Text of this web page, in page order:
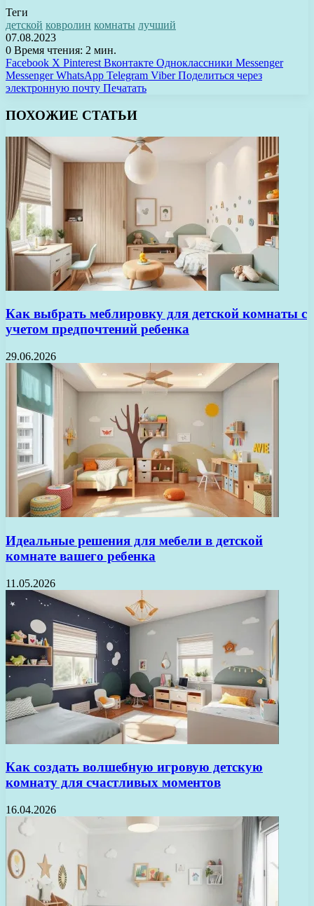
Теги
детской ковролин комнаты лучший
07.08.2023
0 Время чтения: 2 мин.
Facebook X Pinterest Вконтакте Одноклассники Messenger
Messenger WhatsApp Telegram Viber Поделиться через
электронную почту Печатать
ПОХОЖИЕ СТАТЬИ
Как выбрать меблировку для детской комнаты с
учетом предпочтений ребенка
29.06.2026
Идеальные решения для мебели в детской
комнате вашего ребенка
11.05.2026
Как создать волшебную игровую детскую
комнату для счастливых моментов
16.04.2026